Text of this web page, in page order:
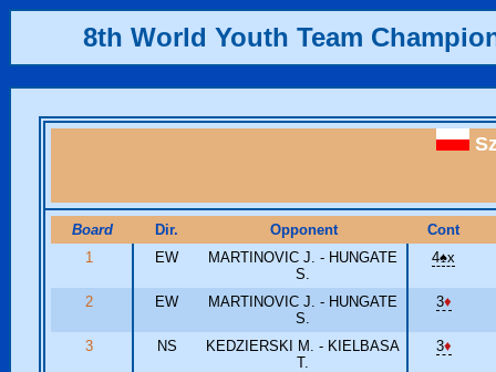
8th World Youth Team
Board Dir. Opponent
Cont
1
EW
MARTINOVIC J. - HUNGATE
S.
4♠x
2 EW
MARTINOVIC J. - HUNGATE
S.
3♦
3 NS
KEDZIERSKI M. - KIELBASA
T.
3♦